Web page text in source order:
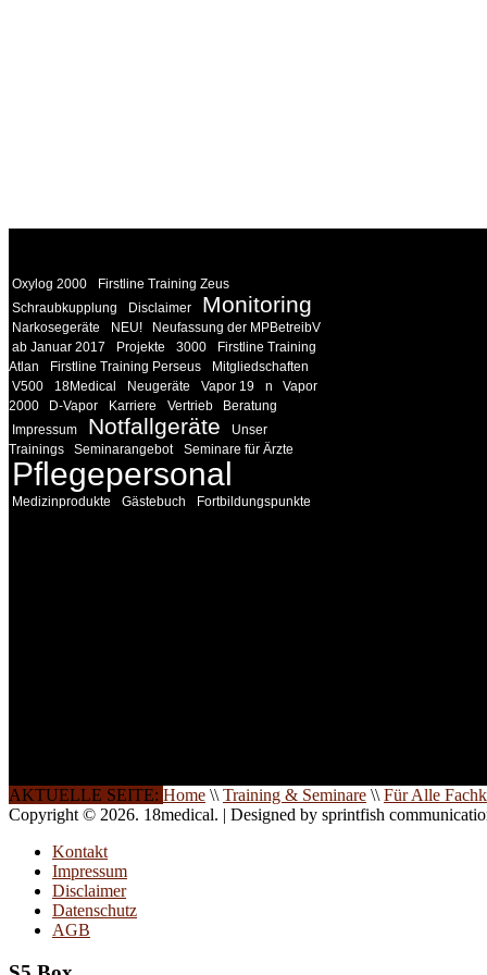
Oxylog 2000
Firstline Training Zeus
Schraubkupplung
Disclaimer Monitoring
Narkosegeräte NEU!
Neufassung der MPBetreibV
ab Januar 2017
Projekte 3000
Firstline Training
Atlan
Firstline Training Perseus
Mitgliedschaften
V500
18Medical Neugeräte Vapor 19 n
Vapor
2000
D-Vapor Karriere Vertrieb
Beratung
Impressum
Notfallgeräte
Unser
Trainings
Seminarangebot Seminare für Ärzte
Pflegepersonal
Medizinprodukte Gästebuch Fortbildungspunkte
AKTUELLE SEITE: Home \\ Training & Seminare \\ Für Alle
Copyright © 2026. 18medical. | Designed by sprintfish
Kontakt
Impressum
Disclaimer
Datenschutz
AGB